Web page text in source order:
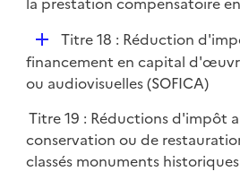
r
i
e
D
é
p
i
e
r
Titre 18 : Réduction
financement en capital
ou audiovisuelles (SOFICA)
Titre 19 : Réductions d'impôt
conservation ou de
classés monuments historiques